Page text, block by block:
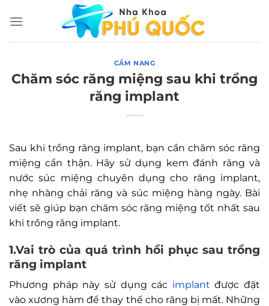
đến
CẨM NANG
Chăm sóc răng miệng sau khi trồng
răng implant
Sau khi trồng răng implant, bạn cần chăm sóc răng
miệng cẩn thận. Hãy sử dụng kem đánh răng và
nước súc miệng chuyên dụng cho răng implant,
nhẹ nhàng chải răng và súc miệng hàng ngày. Bài
viết sẽ giúp bạn chăm sóc răng miệng tốt nhất sau
khi trồng răng implant.
1.Vai trò của quá trình hồi phục sau trồng
răng implant
Phương pháp này sử dụng các implant được đặt
vào xương hàm để thay thế cho răng bị mất. Những